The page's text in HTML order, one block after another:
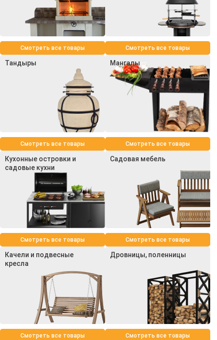
Смотреть все товары Смотреть все товары
Тандыры
Смотреть все товары
Мангалы
Смотреть все товары
Кухонные островки и
садовые кухни
Смотреть все товары
Садовая мебель
Смотреть все товары
Качели и подвесные
кресла
Смотреть все товары
Дровницы, поленницы
Смотреть все товары